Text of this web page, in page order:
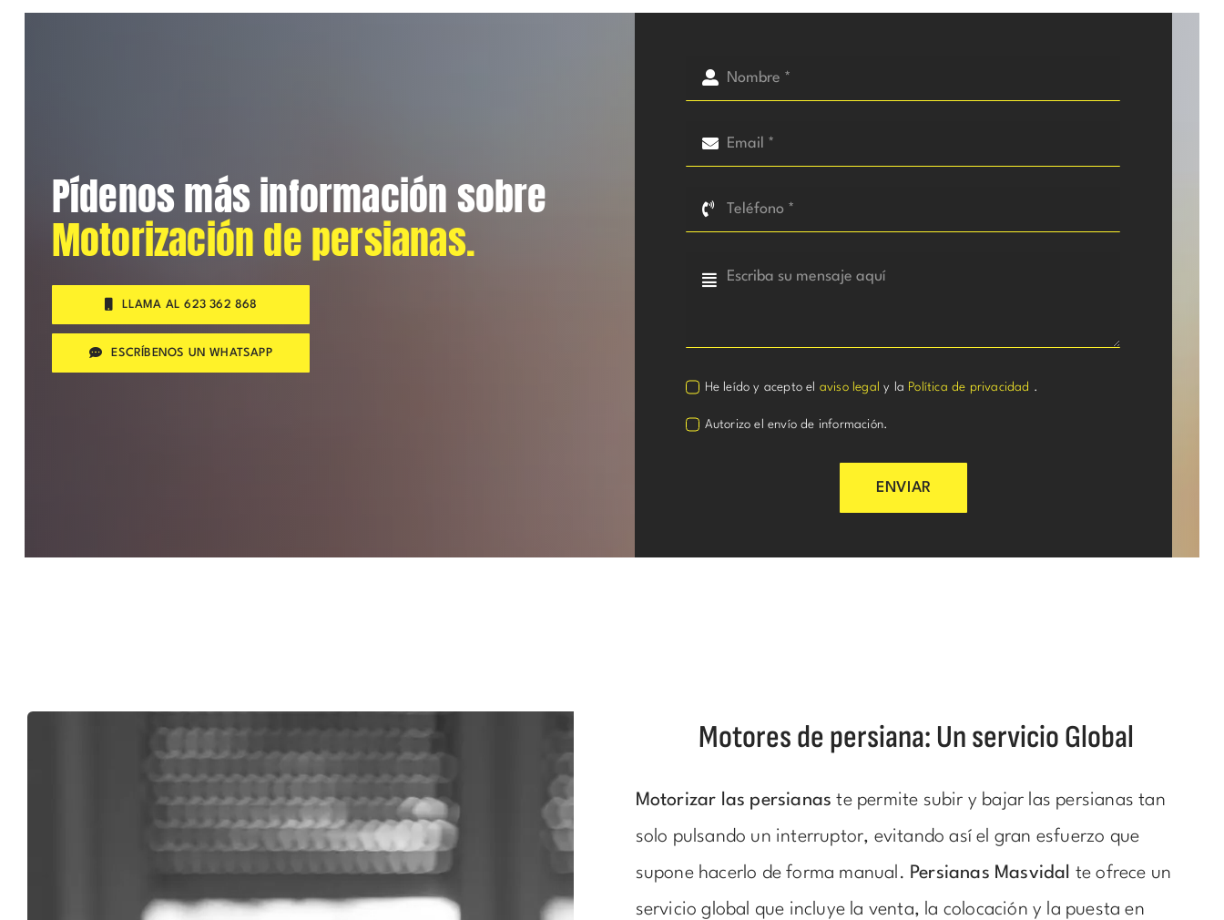
Pídenos más información sobre
Motorización de persianas.
LLAMA AL 623 362 868
ESCRÍBENOS UN WHATSAPP
He leído y acepto el aviso legal y la Política de privacidad .
Autorizo el envío de información.
ENVIAR
Motores de persiana: Un servicio Global
Motorizar las persianas te permite subir y bajar las persianas tan
solo pulsando un interruptor, evitando así el gran esfuerzo que
supone hacerlo de forma manual. Persianas Masvidal te ofrece un
servicio global que incluye la venta, la colocación y la puesta en